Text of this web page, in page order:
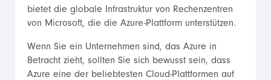
bietet die globale Infrastruktur von Rechenzentren
von Microsoft, die die Azure-Plattform unterstützen.
Wenn Sie ein Unternehmen sind, das Azure in
Betracht zieht, sollten Sie sich bewusst sein, dass
Azure eine der beliebtesten Cloud-Plattformen auf